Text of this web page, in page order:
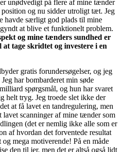
unødvedigt på flere af mine tænder
og nu sidder utroligt tæt. Jeg
havde særligt god plads til mine
at blive et funktionelt problem.
og mine tænders sundhed er
tage skridtet og investere i en
gratis forundersøgelser, og jeg
har bombarderet min søde
spørgsmål, og hun har svaret
helt tryg. Jeg troede slet ikke der
at få lavet en tandregulering, men
lavet scanninger af mine tænder som
(det er nemlig ikke alle som er
af hvordan det forventede resultat
mega motiverende! På en måde
den til jer, men det er altså også lidt